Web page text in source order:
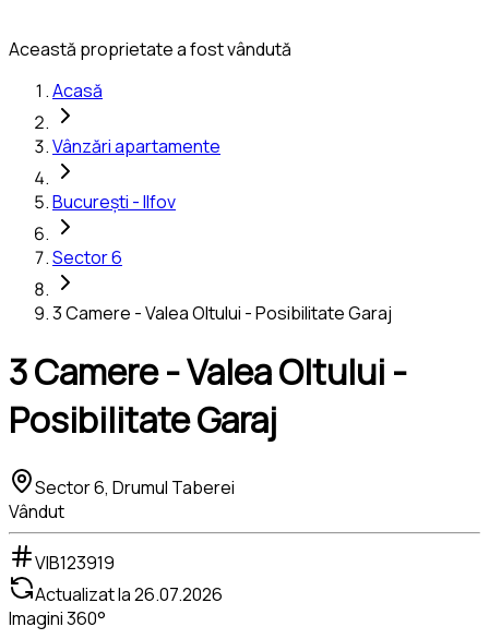
Această proprietate a fost vândută
Acasă
Vânzări apartamente
București - Ilfov
Sector 6
3 Camere - Valea Oltului - Posibilitate Garaj
3 Camere - Valea Oltului -
Posibilitate Garaj
Sector 6, Drumul Taberei
Vândut
VIB123919
Actualizat la26.07.2026
Imagini 360°